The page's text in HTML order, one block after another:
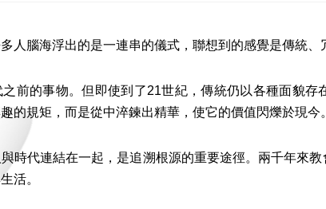
人腦海浮出的是一連串的儀式，聯想到的感覺是傳統、
之前的事物。但即使到了21世紀，傳統仍以各種面貌
的規矩，而是從中淬鍊出精華，使它的價值閃爍於現今。
時代連結在一起，是追溯根源的重要途徑。兩千年來
活。